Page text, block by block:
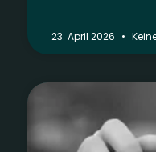
23. April 2026